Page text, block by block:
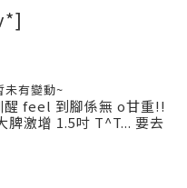
未有變動~
醒 feel 到腳係無 o甘重!!
激增 1.5吋 T^T... 要去